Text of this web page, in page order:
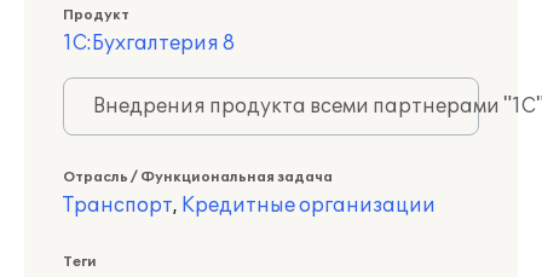
Продукт
1С:Бухгалтерия 8
Внедрения продукта всеми партнерами
Отрасль / Функциональная задача
Транспорт, Кредитные организации
Теги